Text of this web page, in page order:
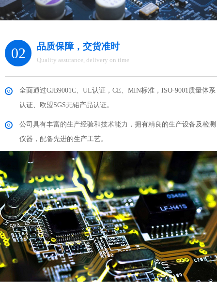
02 品质保障，交货准时
Quality assurance, delivery on time
全面通过GJB9001C、UL认证，CE、MIN标准，ISO-9001质量体系
认证、欧盟SGS无铅产品认证。
公司具有丰富的生产经验和技术能力，拥有精良的生产设备及检测
仪器，配备先进的生产工艺。